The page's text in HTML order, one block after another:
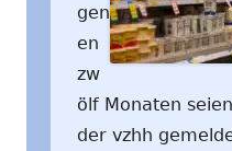
gen
en
zw
ölf Monaten
der vzhh